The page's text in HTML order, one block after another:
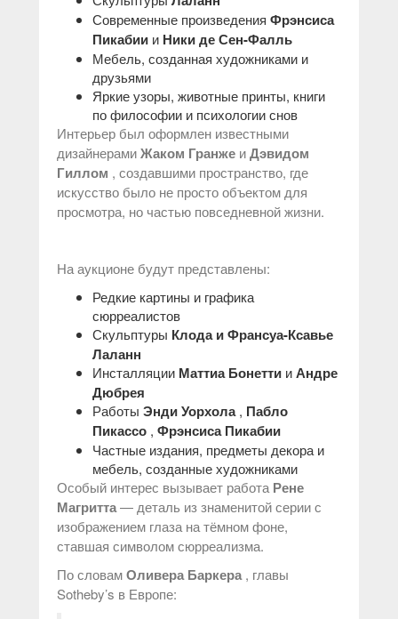
Современные произведения Фрэнсиса
Пикабии и Ники де Сен-Фалль
Мебель, созданная художниками и
друзьями
Яркие узоры, животные принты, книги
по философии и психологии снов
Интерьер был оформлен известными
дизайнерамиЖаком Гранже иДэвидом
Гиллом , создавшими пространство, где
искусство было не просто объектом для
просмотра, но частью повседневной жизни.
На аукционе будут представлены:
Редкие картины и графика
сюрреалистов
Скульптуры Клода и Франсуа-Ксавье
Лаланн
Инсталляции Маттиа Бонетти иАндре
Дюбрея
Работы Энди Уорхола, Пабло
Пикассо , Фрэнсиса Пикабии
Частные издания, предметы декора и
мебель, созданные художниками
Особый интерес вызывает работа Рене
Магритта— деталь из знаменитой серии с
изображением глаза на тёмном фоне,
ставшая символом сюрреализма.
По словамОливера Баркера, главы
Sotheby’s в Европе: